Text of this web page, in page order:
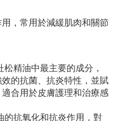
，常用於減緩肌肉和關節
精油中最主要的成分，
的抗菌、抗炎特性，並賦
合用於皮膚護理和治療感
的抗氧化和抗炎作用，對